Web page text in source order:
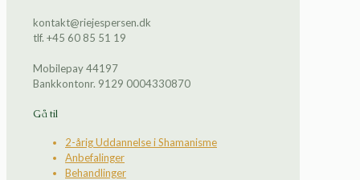
kontakt@riejespersen.dk
tlf. +45 60 85 51 19
Mobilepay 44197
Bankkontonr. 9129 0004330870
Gå til
2-årig Uddannelse i Shamanisme
Anbefalinger
Behandlinger